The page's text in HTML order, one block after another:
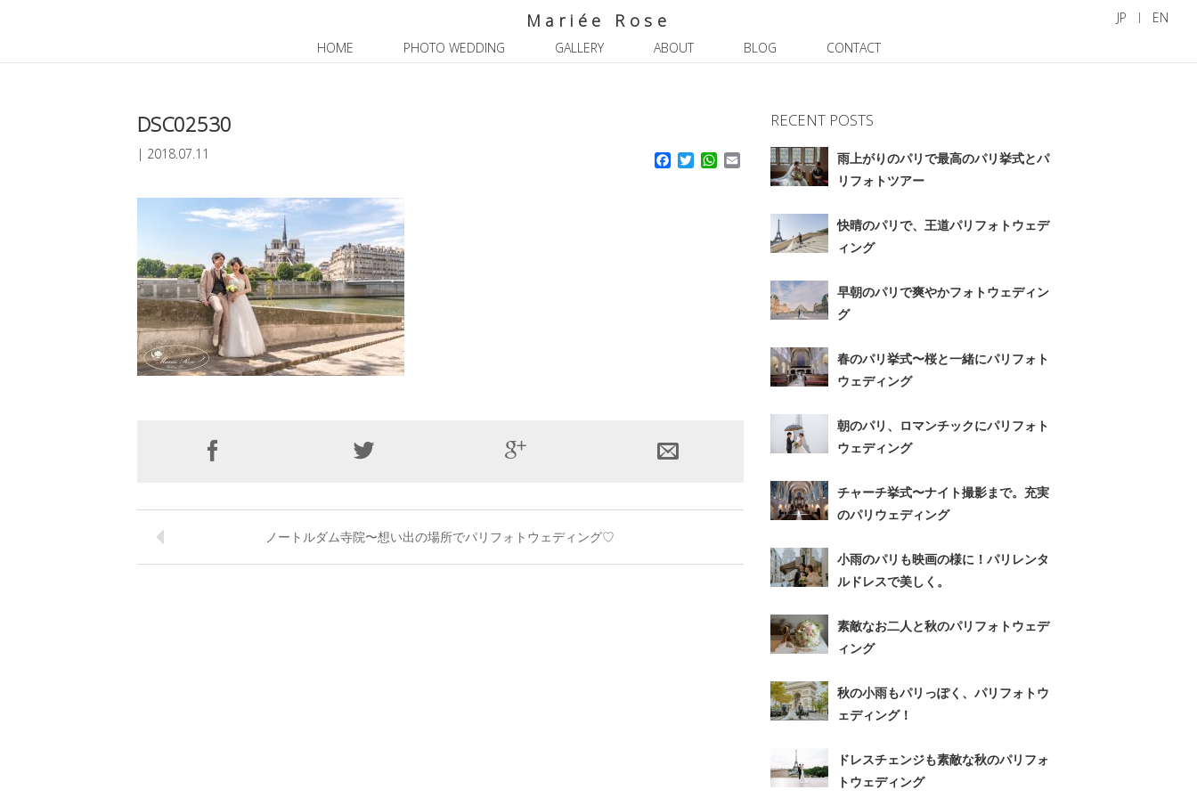
Mariée Rose
HOME PHOTO WEDDING GALLERY ABOUT BLOG CONTACT
JP EN
DSC02530
| 2018.07.11 Facebook
TwitterWhatsApp
Email
ノートルダム寺院〜想い出の場所でパリフォトウェディング♡
RECENT POSTS
雨上がりのパリで最高のパリ挙式とパ
リフォトツアー
快晴のパリで、王道パリフォトウェデ
ィング
早朝のパリで爽やかフォトウェディン
グ
春のパリ挙式〜桜と一緒にパリフォト
ウェディング
朝のパリ、ロマンチックにパリフォト
ウェディング
チャーチ挙式〜ナイト撮影まで。充実
のパリウェディング
小雨のパリも映画の様に！パリレンタ
ルドレスで美しく。
素敵なお二人と秋のパリフォトウェデ
ィング
秋の小雨もパリっぽく、パリフォトウ
ェディング！
ドレスチェンジも素敵な秋のパリフォ
トウェディング